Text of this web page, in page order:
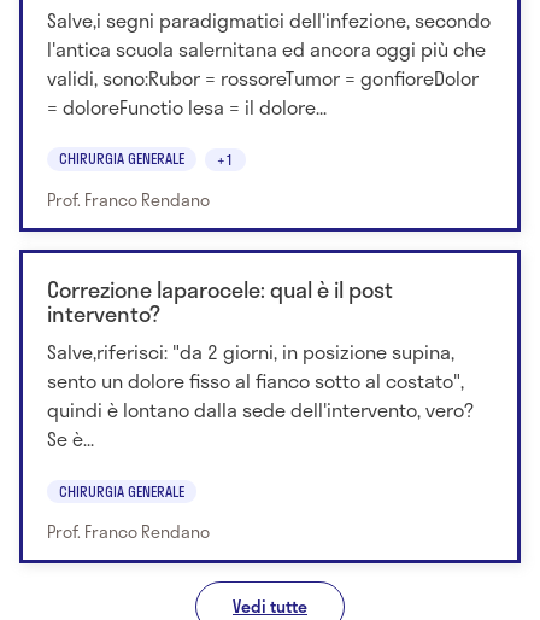
Salve,i segni paradigmatici dell'infezione, secondo
l'antica scuola salernitana ed ancora oggi più che
validi, sono:Rubor = rossoreTumor = gonfioreDolor
= doloreFunctio lesa = il dolore...
CHIRURGIA GENERALE +1
Prof. Franco Rendano
Correzione laparocele: qual è il post
intervento?
Salve,riferisci: "da 2 giorni, in posizione supina,
sento un dolore fisso al fianco sotto al costato",
quindi è lontano dalla sede dell'intervento, vero?
Se è...
CHIRURGIA GENERALE
Prof. Franco Rendano
Vedi tutte